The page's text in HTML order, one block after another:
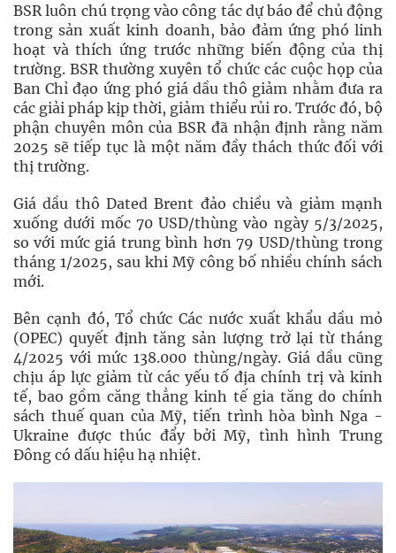
BSR luôn chú trọng vào công tác dự báo để chủ động
trong sản xuất kinh doanh, bảo đảm ứng phó linh
hoạt và thích ứng trước những biến động của thị
trường. BSR thường xuyên tổ chức các cuộc họp của
Ban Chỉ đạo ứng phó giá dầu thô giảm nhằm đưa ra
các giải pháp kịp thời, giảm thiểu rủi ro. Trước đó, bộ
phận chuyên môn của BSR đã nhận định rằng năm
2025 sẽ tiếp tục là một năm đầy thách thức đối với
thị trường.
Giá dầu thô Dated Brent đảo chiều và giảm mạnh
xuống dưới mốc 70 USD/thùng vào ngày 5/3/2025,
so với mức giá trung bình hơn 79 USD/thùng trong
tháng 1/2025, sau khi Mỹ công bố nhiều chính sách
mới.
Bên cạnh đó, Tổ chức Các nước xuất khẩu dầu mỏ
(OPEC) quyết định tăng sản lượng trở lại từ tháng
4/2025 với mức 138.000 thùng/ngày. Giá dầu cũng
chịu áp lực giảm từ các yếu tố địa chính trị và kinh
tế, bao gồm căng thẳng kinh tế gia tăng do chính
sách thuế quan của Mỹ, tiến trình hòa bình Nga -
Ukraine được thúc đẩy bởi Mỹ, tình hình Trung
Đông có dấu hiệu hạ nhiệt.